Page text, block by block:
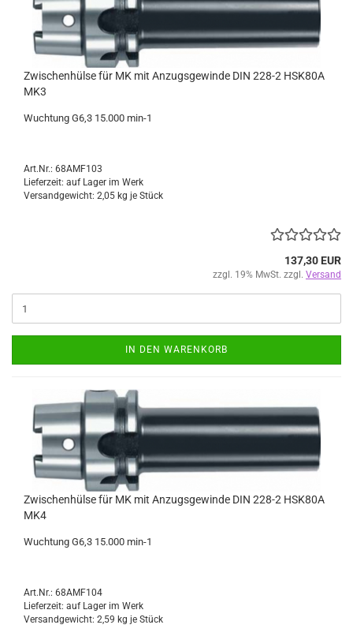
Zwischenhülse für MK mit Anzugsgewinde DIN 228-2 HSK80A
MK3
Wuchtung G6,3 15.000 min-1
Art.Nr.: 68AMF103
Lieferzeit: auf Lager im Werk
Versandgewicht: 2,05 kg je Stück
137,30 EUR
zzgl. 19% MwSt. zzgl. Versand
IN DEN WARENKORB
Zwischenhülse für MK mit Anzugsgewinde DIN 228-2 HSK80A
MK4
Wuchtung G6,3 15.000 min-1
Art.Nr.: 68AMF104
Lieferzeit: auf Lager im Werk
Versandgewicht: 2,59 kg je Stück